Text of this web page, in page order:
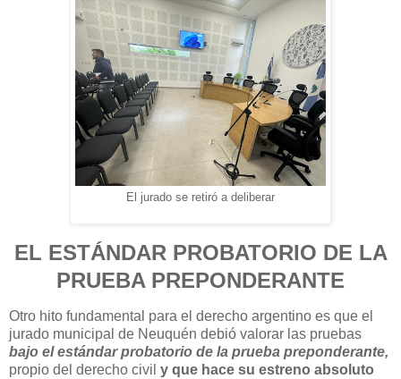
El jurado se retiró a deliberar
EL ESTÁNDAR PROBATORIO DE LA
PRUEBA PREPONDERANTE
Otro hito fundamental para el derecho argentino es que el
jurado municipal de Neuquén debió valorar las pruebas
bajo el estándar probatorio de la prueba preponderante,
propio del derecho civil y que hace su estreno absoluto